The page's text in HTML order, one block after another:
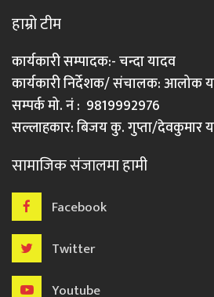
हाम्रो टीम
कार्यकारी सम्पादक:- चन्दा यादव
कार्यकारी निर्देशक/ संचालक: आलोक
सम्पर्क मो. नं : 9819992976
सल्लाहकार: बिजय कु. गुप्ता/देवकुमार
सामाजिक संजालमा हामी
Facebook
Twitter
Youtube